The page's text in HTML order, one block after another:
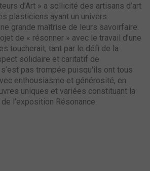
d’Art » a sollicité des artisans d’art
plasticiens ayant un univers
grande maîtrise de leurs savoirfaire.
de « résonner » avec le travail d’une
toucherait, tant par le défi de la
solidaire et caritatif de
s’est pas trompée puisqu'ils ont tous
enthousiasme et générosité, en
uniques et variées constituant la
l’exposition Résonance.